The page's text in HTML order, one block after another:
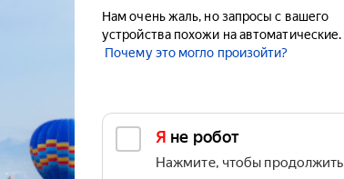
Нам очень жаль, но запросы с вашего
устройства похожи на автоматические.
Почему это могло произойти?
Я не робот
Нажмите, чтобы продолжить